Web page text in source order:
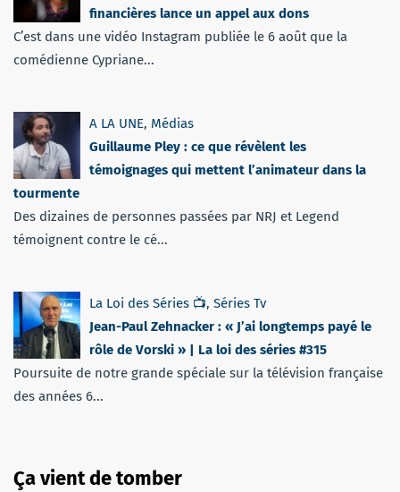
financières lance un appel aux dons
C’est dans une vidéo Instagram publiée le 6 août que la
comédienne Cypriane...
A LA UNE, Médias
Guillaume Pley : ce que révèlent les
témoignages qui mettent l’animateur dans la
tourmente
Des dizaines de personnes passées par NRJ et Legend
témoignent contre le cé...
La Loi des Séries 📺, Séries Tv
Jean-Paul Zehnacker : « J’ai longtemps payé le
rôle de Vorski » | La loi des séries #315
Poursuite de notre grande spéciale sur la télévision française
des années 6...
Ça vient de tomber